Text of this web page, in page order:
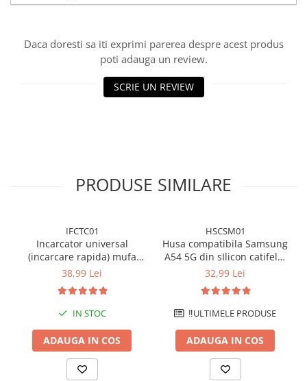
Daca doresti sa iti exprimi parerea despre acest produs
poti adauga un review.
SCRIE UN REVIEW
PRODUSE SIMILARE
IFCTC01
Incarcator universal
(incarcare rapida) mufa
Type-C 20W - Alb
38,99 Lei
IN STOC
ADAUGA IN COS
HSCSM01
Husa compatibila Samsung
A54 5G din sIlicon catifelat
cu interior din microfibra si
Albastru deschis
32,99 Lei
‼️ULTIMELE PRODUSE
ADAUGA IN COS